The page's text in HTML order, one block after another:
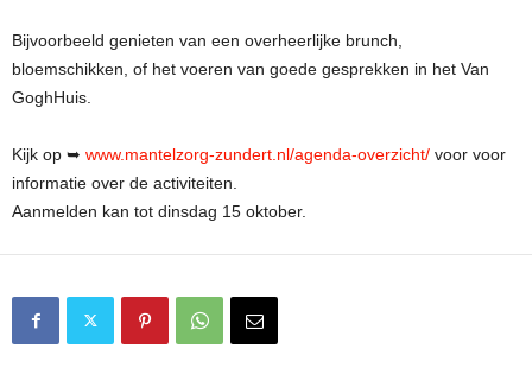
Bijvoorbeeld genieten van een overheerlijke brunch,
bloemschikken, of het voeren van goede gesprekken in het Van
GoghHuis.
Kijk op ➥ www.mantelzorg-zundert.nl/agenda-overzicht/ voor voor
informatie over de activiteiten.
Aanmelden kan tot dinsdag 15 oktober.